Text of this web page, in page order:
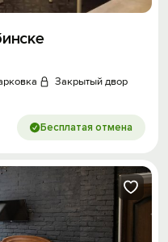
Закрытый двор
Бесплатая отмена